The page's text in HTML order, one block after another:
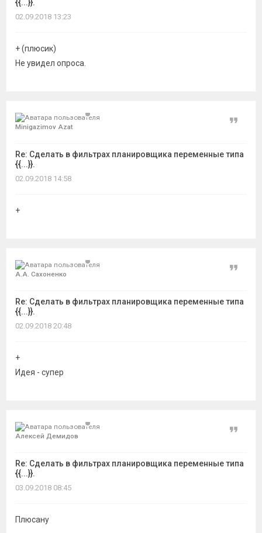
{{...}}.
02.09.2018 13:23
+ (плюсик)
Не увидел опроса.
Minigazimov Azat
Re: Сделать в фильтрах планировщика переменные типа
{{...}}.
Цитата
02.09.2018 14:58
+
А.А. Сахоненко
Re: Сделать в фильтрах планировщика переменные типа
{{...}}.
Цитата
02.09.2018 20:48
+
Идея - супер
Алексей Демидов
Re: Сделать в фильтрах планировщика переменные типа
{{...}}.
Цитата
03.09.2018 08:45
Плюсану